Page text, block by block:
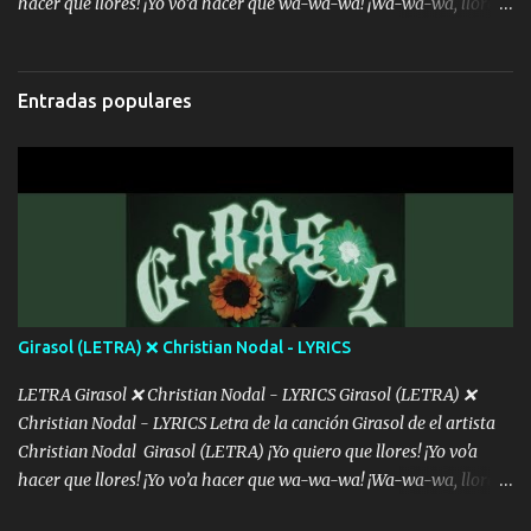
cada que intentas cantar Cada que intentas rapear, cada que
intentas rimar Pobre payaso que usa a todo el mundo pa' conectar
con la gente Dices "Latino Gang" pero pisas a to'a tu gente Pa’ dar
menos se prudente Hoy me sabe a mierda, traigo un Balvin en los
dientes Por falta de empatía le toca ser resiliente ¿Acaso eres
consciente de los followers que mueves? Parcerito, abre los ojos y
ve el poder que tienes Otro chiste malo son los nombres de tus
álbum's "José, vibras colores con la energía del diablo " ¿Si ...
Entradas populares
Girasol (LETRA) ❌ Christian Nodal - LYRICS
LETRA Girasol ❌ Christian Nodal - LYRICS Girasol (LETRA) ❌
Christian Nodal - LYRICS Letra de la canción Girasol de el artista
Christian Nodal Girasol (LETRA) ¡Yo quiero que llores! ¡Yo vo'a
hacer que llores! ¡Yo vo’a hacer que wa-wa-wa! ¡Wa-wa-wa, llores!